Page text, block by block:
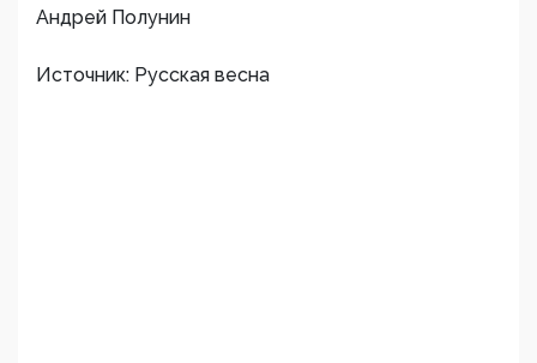
Андрей Полунин
Источник: Русская весна